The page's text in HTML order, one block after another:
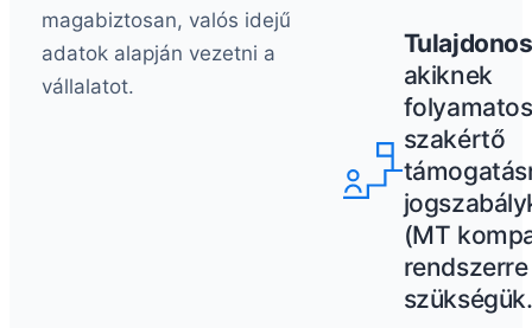
magabiztosan, valós idejű
adatok alapján vezetni a
vállalatot.
akiknek
szakértő
(MT
szükségük.